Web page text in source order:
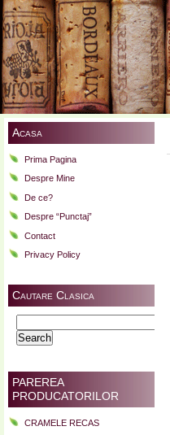
Acasa
Prima Pagina
Despre Mine
De ce?
Despre “Punctaj”
Contact
Privacy Policy
Cautare Clasica
for:
PAREREA
PRODUCATORILOR
CRAMELE RECAS